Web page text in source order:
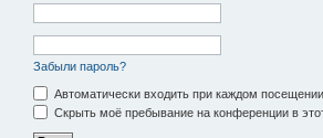
Забыли пароль?
Автоматически входить при каждом посещении
Скрыть моё пребывание на конференции в